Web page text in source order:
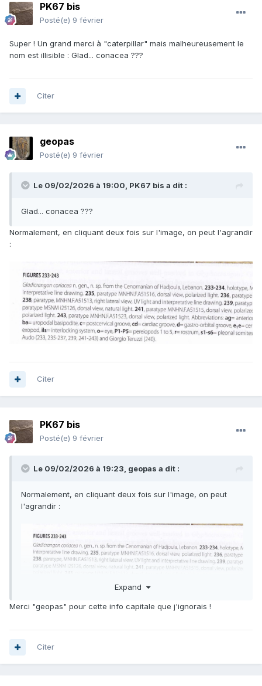
PK67 bis
Posté(e) 9 février
Super ! Un grand merci à "caterpillar" mais malheureusement le
nom est illisible : Glad... conacea ???
Citer
geopas
Posté(e) 9 février
Le 09/02/2026 à 19:00, PK67 bis a dit :
Glad... conacea ???
Normalement, en cliquant deux fois sur l'image, on peut l'agrandir
:
Citer
PK67 bis
Posté(e) 9 février
Le 09/02/2026 à 19:23, geopas a dit :
Normalement, en cliquant deux fois sur l'image, on peut
l'agrandir :
Expand
Merci "geopas" pour cette info capitale que j'ignorais !
Citer